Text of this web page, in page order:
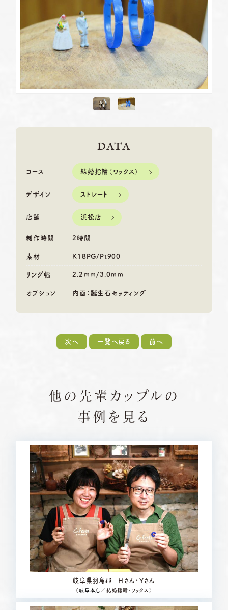
DATA
コース 結婚指輪（ワックス）
デザイン ストレート
店舗 浜松店
制作時間 2時間
素材 K18PG/Pt900
リング幅 2.2ｍｍ/3.0ｍｍ
オプション 内面：誕生石セッティング
次へ 一覧へ戻る 前へ
他の先輩カップルの
事例を見る
岐阜県羽島郡 Ｈさん・Ｙさん
（岐阜本店 ／結婚指輪・ワックス）